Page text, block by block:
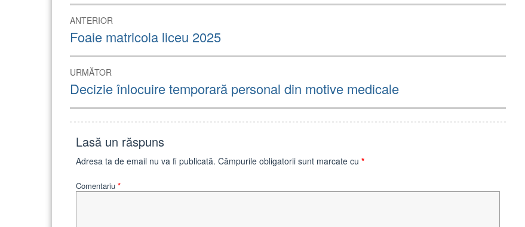
Navigare
în
articole
ANTERIOR
Articolul
anterior:
Foaie matricola liceu 2025
URMĂTOR
Articolul
următor:
Decizie înlocuire temporară personal din motive medicale
Lasă un răspuns
Adresa ta de email nu va fi publicată. Câmpurile obligatorii sunt marcate cu *
Comentariu *